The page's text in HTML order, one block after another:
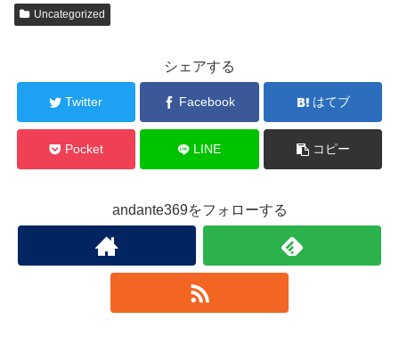
Uncategorized
シェアする
Twitter Facebook はてブ
Pocket LINE コピー
andante369をフォローする